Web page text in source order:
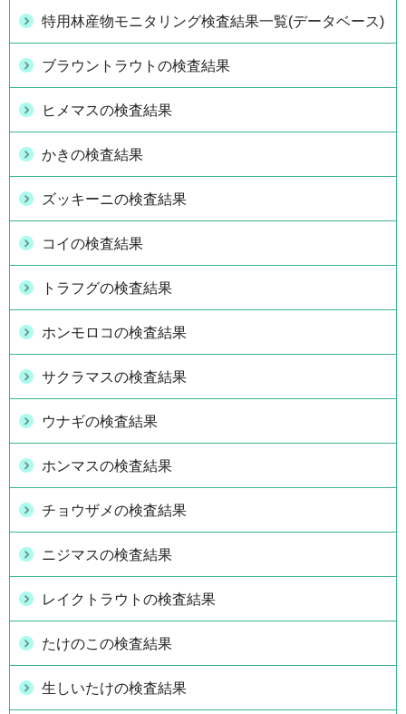
特用林産物モニタリング検査結果一覧(データベース)
ブラウントラウトの検査結果
ヒメマスの検査結果
かきの検査結果
ズッキーニの検査結果
コイの検査結果
トラフグの検査結果
ホンモロコの検査結果
サクラマスの検査結果
ウナギの検査結果
ホンマスの検査結果
チョウザメの検査結果
ニジマスの検査結果
レイクトラウトの検査結果
たけのこの検査結果
生しいたけの検査結果